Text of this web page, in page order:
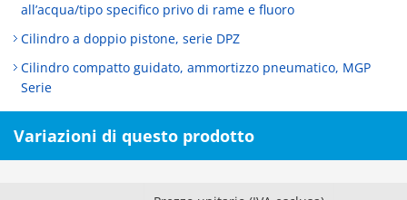
all’acqua/tipo specifico privo di rame e fluoro
Cilindro a doppio pistone, serie DPZ
Cilindro compatto guidato, ammortizzo pneumatico, MGP
Serie
Variazioni di questo prodotto